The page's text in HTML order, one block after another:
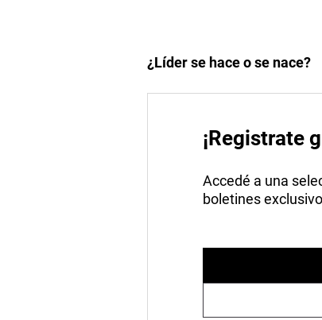
¿Líder se hace o se nace?
¡Registrate
Accedé a una
boletines